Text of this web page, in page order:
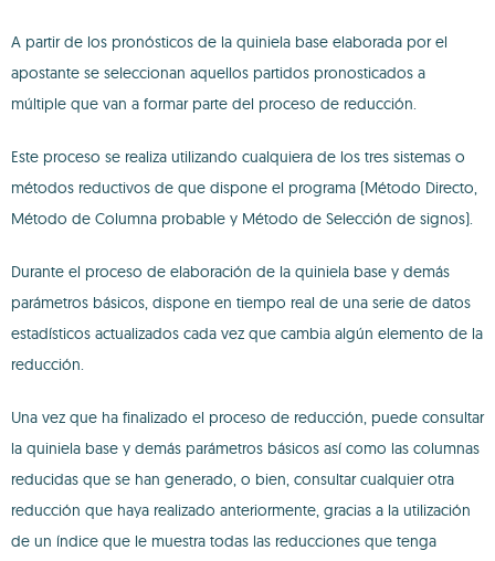
A partir de los pronósticos de la quiniela base elaborada por el
apostante se seleccionan aquellos partidos pronosticados a
múltiple que van a formar parte del proceso de reducción.
Este proceso se realiza utilizando cualquiera de los tres sistemas o
métodos reductivos de que dispone el programa (Método Directo,
Método de Columna probable y Método de Selección de signos).
Durante el proceso de elaboración de la quiniela base y demás
parámetros básicos, dispone en tiempo real de una serie de datos
estadísticos actualizados cada vez que cambia algún elemento de la
reducción.
Una vez que ha finalizado el proceso de reducción, puede consultar
la quiniela base y demás parámetros básicos así como las columnas
reducidas que se han generado, o bien, consultar cualquier otra
reducción que haya realizado anteriormente, gracias a la utilización
de un índice que le muestra todas las reducciones que tenga